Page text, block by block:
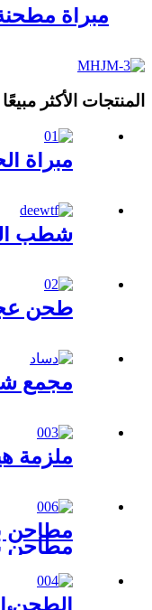
مبراة
المنتجات الأكثر مبيعًا
مبراة
شطب
طحن
مجمع
ملزمة
الطحن